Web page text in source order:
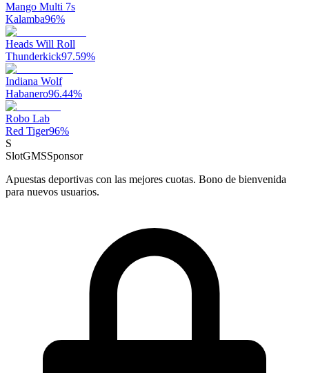
Mango Multi 7s
Kalamba96%
Heads Will Roll
Thunderkick97.59%
Indiana Wolf
Habanero96.44%
Robo Lab
Red Tiger96%
S
SlotGMSSponsor
Apuestas deportivas con las mejores cuotas. Bono de bienvenida
para nuevos usuarios.